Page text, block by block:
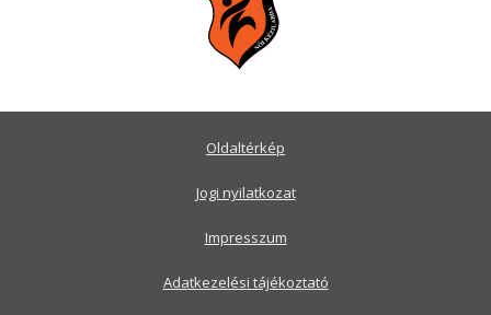
Oldaltérkép
Jogi nyilatkozat
Impresszum
Adatkezelési tájékoztató